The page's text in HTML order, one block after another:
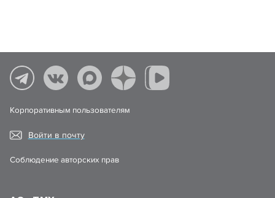
Корпоративным пользователям
Войти в почту
Соблюдение авторских прав